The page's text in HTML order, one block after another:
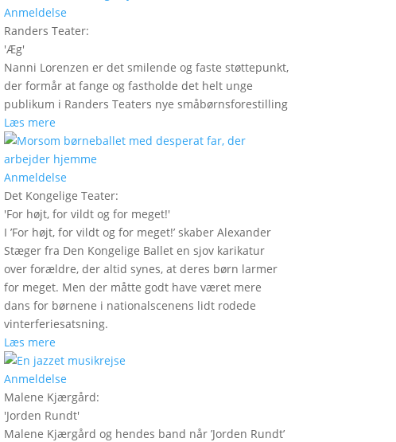
Anmeldelse
Randers Teater:
'Æg'
Nanni Lorenzen er det smilende og faste støttepunkt,
der formår at fange og fastholde det helt unge
publikum i Randers Teaters nye småbørnsforestilling
Læs mere
Anmeldelse
Det Kongelige Teater:
'For højt, for vildt og for meget!'
I ’For højt, for vildt og for meget!’ skaber Alexander
Stæger fra Den Kongelige Ballet en sjov karikatur
over forældre, der altid synes, at deres børn larmer
for meget. Men der måtte godt have været mere
dans for børnene i nationalscenens lidt rodede
vinterferiesatsning.
Læs mere
Anmeldelse
Malene Kjærgård:
'Jorden Rundt'
Malene Kjærgård og hendes band når ’Jorden Rundt’